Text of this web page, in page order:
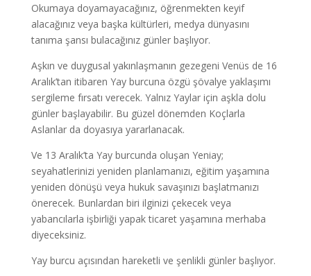
Okumaya doyamayacağınız, öğrenmekten keyif
alacağınız veya başka kültürleri, medya dünyasını
tanıma şansı bulacağınız günler başlıyor.
Aşkın ve duygusal yakınlaşmanın gezegeni Venüs de 16
Aralık’tan itibaren Yay burcuna özgü şövalye yaklaşımı
sergileme fırsatı verecek. Yalnız Yaylar için aşkla dolu
günler başlayabilir. Bu güzel dönemden Koçlarla
Aslanlar da doyasıya yararlanacak.
Ve 13 Aralık’ta Yay burcunda oluşan Yeniay;
seyahatlerinizi yeniden planlamanızı, eğitim yaşamına
yeniden dönüşü veya hukuk savaşınızı başlatmanızı
önerecek. Bunlardan biri ilginizi çekecek veya
yabancılarla işbirliği yapak ticaret yaşamına merhaba
diyeceksiniz.
Yay burcu açısından hareketli ve şenlikli günler başlıyor.